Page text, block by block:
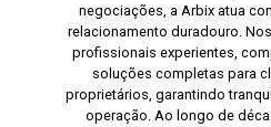
negociações, a Arbix atua
relacionamento duradouro.
profissionais experientes,
soluções completas para
proprietários, garantindo
operação. Ao longo de